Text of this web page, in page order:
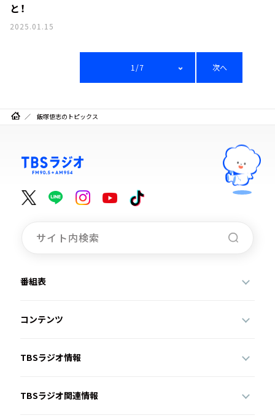
と！
2025.01.15
1/7 次へ
飯塚悟志のトピックス
番組表
コンテンツ
TBSラジオ情報
TBSラジオ関連情報